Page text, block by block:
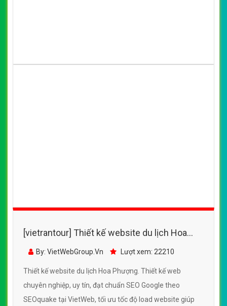
[vietrantour] Thiết kế website du lịch Hoa
Phượng đẹp, chuyên nghiệp chuẩn SEO
By: VietWebGroup.Vn Lượt xem: 22210
Thiết kế website du lịch Hoa Phượng. Thiết kế web
chuyên nghiệp, uy tín, đạt chuẩn SEO Google theo
SEOquake tại VietWeb, tối ưu tốc độ load website giúp